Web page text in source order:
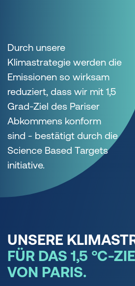
Durch unsere
Klimastrategie werden die
Emissionen so wirksam
reduziert, dass wir mit 1,5
Grad-Ziel des Pariser
Abkommens konform
sind - bestätigt durch die
Science Based Targets
initiative.
UNSERE
FÜR DAS 1,5 °C-
VON PARIS.